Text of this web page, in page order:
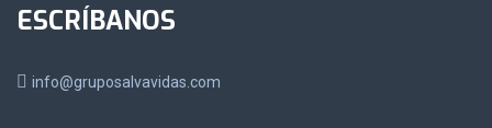
ESCRÍBANOS
info@gruposalvavidas.com